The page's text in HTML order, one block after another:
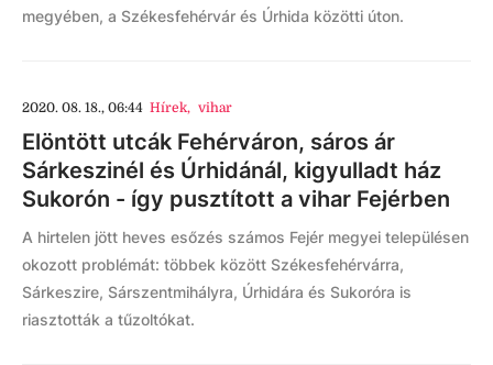
megyében, a Székesfehérvár és Úrhida közötti úton.
2020. 08. 18., 06:44 Hírek, vihar
Elöntött utcák Fehérváron, sáros ár
Sárkeszinél és Úrhidánál, kigyulladt ház
Sukorón - így pusztított a vihar Fejérben
A hirtelen jött heves esőzés számos Fejér megyei településen
okozott problémát: többek között Székesfehérvárra,
Sárkeszire, Sárszentmihályra, Úrhidára és Sukoróra is
riasztották a tűzoltókat.